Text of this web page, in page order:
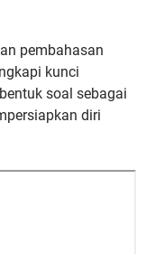
pembahasan
kunci
soal sebagai
diri